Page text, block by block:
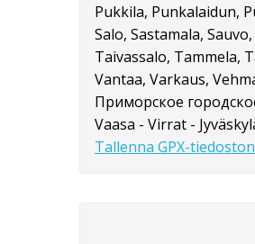
Pukkila, Punkalaidun,
Salo, Sastamala,
Taivassalo, Tammela,
Vantaa, Varkaus,
Приморское
Vaasa - Virrat -
Tallenna GPX-